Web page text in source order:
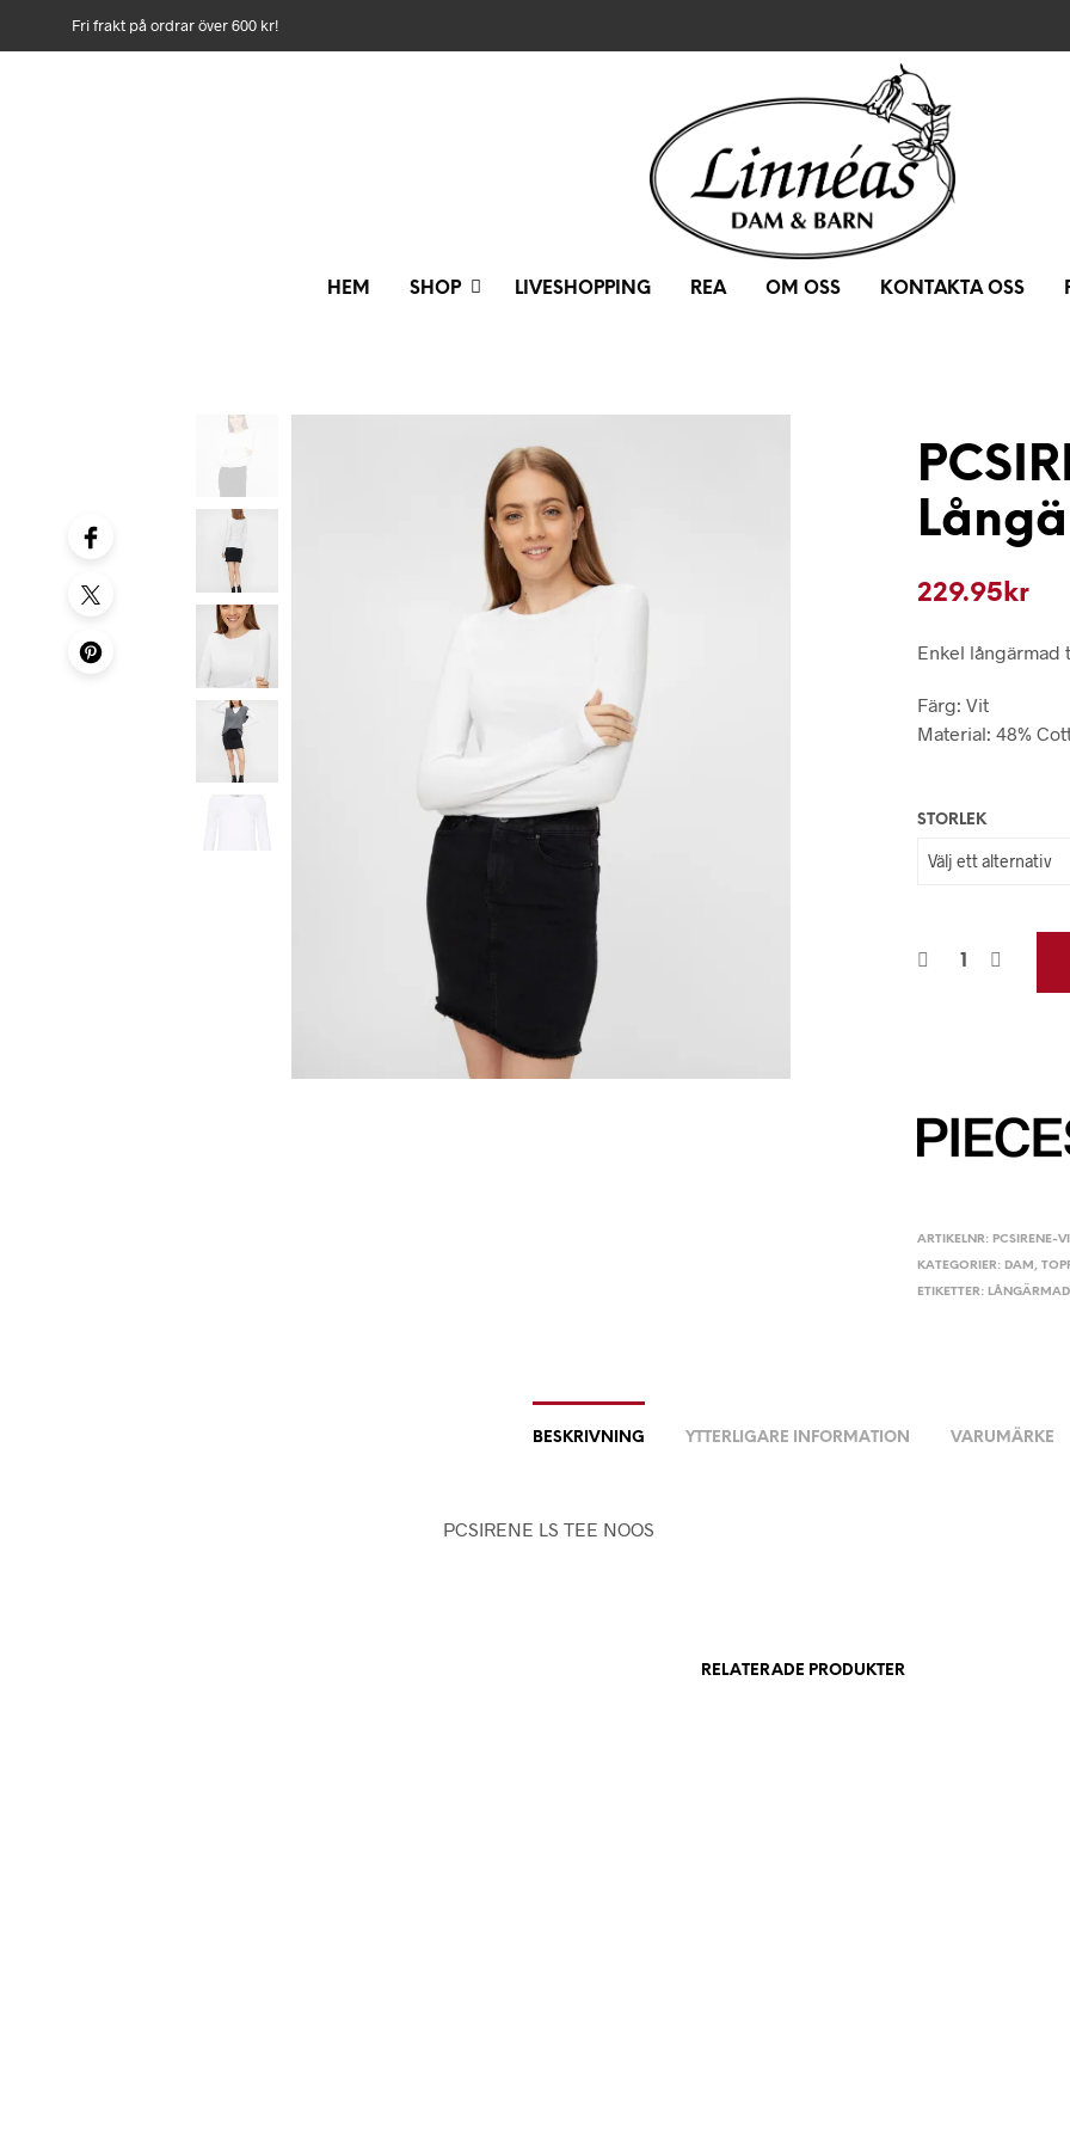
Fri frakt på ordrar över 600 kr!
HEM SHOP LIVESHOPPING REA OM OSS KONTAKTA OSS
229.95 kr
Enkel långärmad
Färg: Vit
Material: 48%
STORLEK
ARTIKELNR: PCSIRENE-
KATEGORIER: DAM ,
ETIKETTER:
BESKRIVNING YTTERLIGARE INFORMATION VARUMÄRKE
PCSIRENE LS TEE NOOS
RELATERADE PRODUKTER